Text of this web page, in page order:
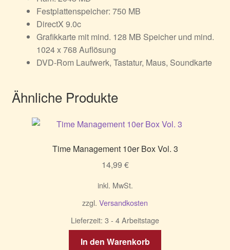
Festplattenspeicher: 750 MB
DirectX 9.0c
Grafikkarte mit mind. 128 MB Speicher und mind.
1024 x 768 Auflösung
DVD-Rom Laufwerk, Tastatur, Maus, Soundkarte
Ähnliche Produkte
Time Management 10er Box Vol. 3
14,99 €
inkl. MwSt.
zzgl. Versandkosten
Lieferzeit: 3 - 4 Arbeitstage
In den Warenkorb